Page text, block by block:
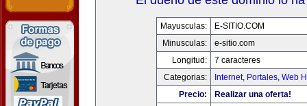
Mayusculas:
E-SITIO.COM
Minusculas:
e-sitio.com
Longitud:
7 caracteres
Categorias:
Internet, Portales, Web
Precio:
Realizar una oferta!